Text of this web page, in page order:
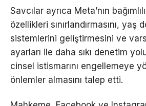
Savcılar ayrıca Meta’nın
özellikleri sınırlandırmasını, yaş
sistemlerini geliştirmesini ve
ayarları ile daha sıkı denetim
cinsel istismarını engellemeye
önlemler almasını talep etti.